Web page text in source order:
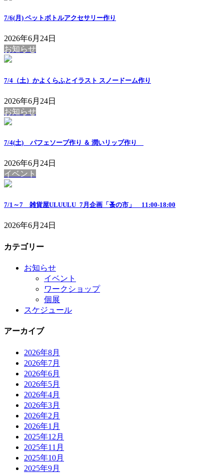
7/6(月) ペットボトルアクセサリー作り
2026年6月24日
お知らせ
7/4（土）かよくらふとイラスト スノードーム作り
2026年6月24日
お知らせ
7/4(土) パフェソープ作り ＆ 潤いリップ作り
2026年6月24日
イベント
7/1～7 雑貨屋ULUULU_7月企画「蚤の市」 11:00-18:00
2026年6月24日
カテゴリー
お知らせ
イベント
ワークショップ
個展
スケジュール
アーカイブ
2026年8月
2026年7月
2026年6月
2026年5月
2026年4月
2026年3月
2026年2月
2026年1月
2025年12月
2025年11月
2025年10月
2025年9月